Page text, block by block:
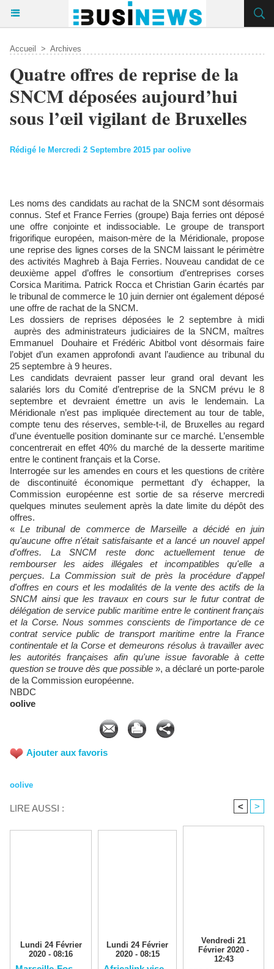
Accueil > Archives
Quatre offres de reprise de la
SNCM déposées aujourd’hui
sous l’œil vigilant de Bruxelles
Rédigé le Mercredi 2 Septembre 2015 par oolive
Les noms des candidats au rachat de la SNCM sont désormais
connus. Stef et France Ferries (groupe) Baja ferries ont déposé
une offre conjointe et indissociable. Le groupe de transport
frigorifique européen, maison-mère de la Méridionale, propose
une reprise des lignes corses de la SNCM laissant le périmètre
des activités Maghreb à Baja Ferries. Nouveau candidat de ce
deuxième appel d’offres le consortium d’entreprises corses
Corsica Maritima. Patrick Rocca et Christian Garin écartés par
le tribunal de commerce le 10 juin dernier ont également déposé
une offre de rachat de la SNCM.
Les dossiers de reprises déposées le 2 septembre à midi
auprès des administrateurs judiciaires de la SNCM, maîtres
Emmanuel Douhaire et Frédéric Abitbol vont désormais faire
l’objet d’un examen approfondi avant l’audience au tribunal du
25 septembre à 9 heures.
Les candidats devraient passer leur grand oral devant les
salariés lors du Comité d’entreprise de la SNCM prévu le 8
septembre et devraient émettre un avis le lendemain. La
Méridionale n’est pas impliquée directement au tour de table,
compte tenu des réserves, semble-t-il, de Bruxelles au regard
d’une éventuelle position dominante sur ce marché. L’ensemble
concentrerait en effet 40% du marché de la desserte maritime
entre le continent français et la Corse.
Interrogée sur les amendes en cours et les questions de critère
de discontinuité économique permettant d’y échapper, la
Commission européenne est sortie de sa réserve mercredi
quelques minutes seulement après la date limite du dépôt des
offres.
«Le tribunal de commerce de Marseille a décidé en juin
qu'aucune offre n'était satisfaisante et a lancé un nouvel appel
d'offres. La SNCM reste donc actuellement tenue de
rembourser les aides illégales et incompatibles qu'elle a
perçues. La Commission suit de près la procédure d'appel
d'offres en cours et les modalités de la vente des actifs de la
SNCM ainsi que les travaux en cours sur le futur contrat de
délégation de service public maritime entre le continent français
et la Corse. Nous sommes conscients de l'importance de ce
contrat service public de transport maritime entre la France
continentale et la Corse et demeurons résolus à travailler avec
les autorités françaises afin qu'une issue favorable à cette
question se trouve dès que possible », a déclaré un porte-parole
de la Commission européenne.
NBDC
oolive
Ajouter aux favoris
oolive
LIRE AUSSI : < >
Lundi 24 Février
2020 - 08:16
Lundi 24 Février
2020 - 08:15
Vendredi 21
Février 2020 -
12:43